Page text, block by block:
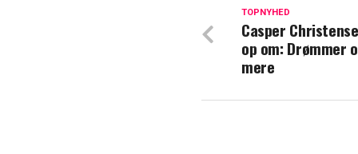
spørger
Casper
TOPNYHED
Casper
op om: Drømmer
mere